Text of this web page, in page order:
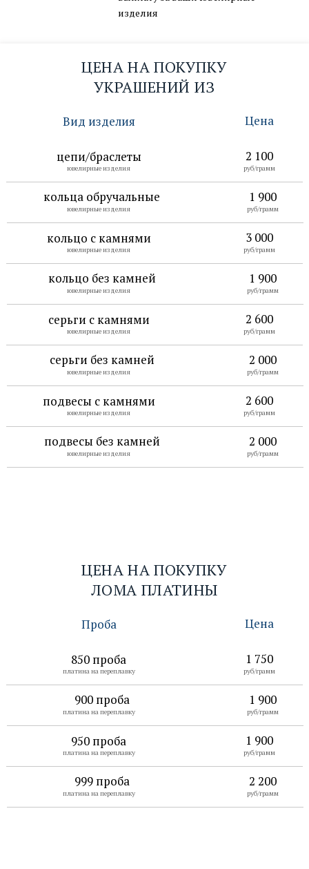
изделия
оставить заявку →
ЦЕНА НА ПОКУПКУ
УКРАШЕНИЙ ИЗ
Вид изделия Цена
Вид изделия Цена
цепи/браслеты 2 100
руб/грамм
ювелирные изделия
кольца обручальные 1 900
руб/грамм
ювелирные изделия
кольцо с камнями 3 000
руб/грамм
ювелирные изделия
кольцо без камней 1 900
руб/грамм
ювелирные изделия
серьги с камнями 2 600
руб/грамм
ювелирные изделия
серьги без камней 2 000
руб/грамм
ювелирные изделия
подвесы с камнями 2 600
руб/грамм
ювелирные изделия
подвесы без камней 2 000
руб/грамм
ювелирные изделия
ЦЕНА НА ПОКУПКУ
ЛОМА ПЛАТИНЫ
Проба Цена
Проба Цена
850 проба 1 750
руб/грамм
платина на переплавку
900 проба 1 900
руб/грамм
платина на переплавку
950 проба 1 900
руб/грамм
платина на переплавку
999 проба 2 200
руб/грамм
платина на переплавку